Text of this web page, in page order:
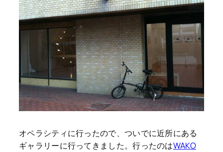
オペラシティに行ったので、ついでに近所にある
ギャラリーに行ってきました。行ったのはWAKO